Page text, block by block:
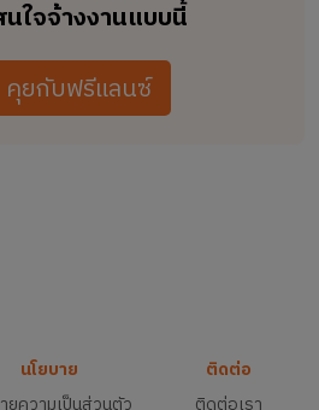
ใจจ้างงานแบบนี้
คุยกับฟรีแลนซ์
นโยบาย
ยความเป็นส่วนตัว
ติดต่อ
ติดต่อเรา